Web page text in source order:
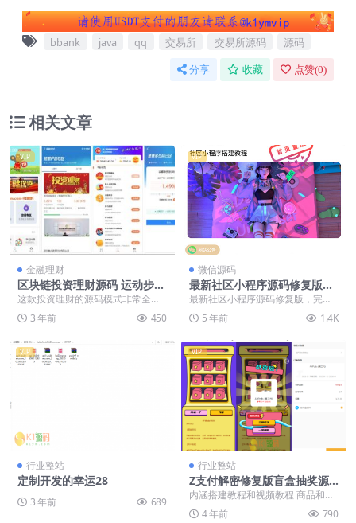
bbank java qq 交易所 交易所源码 源码
分享 收藏 点赞(0)
相关文章
VIP
金融理财
区块链投资理财源码 运动步数
奖励系统源码 早起打卡奖励源
码 免签约支付接口 定投
这款投资理财的源码模式非常全
面，定投短投、余额宝收益、运动
奖励等等，仿趣步的运动...
3 年前 450
VIP
微信源码
最新社区小程序源码修复版，
完整源码，带后台模块
最新社区小程序源码修复版，完整
源码，带后台模块 源码截图：
5 年前 1.4K
VIP
行业整站
定制开发的幸运28
3 年前 689
VIP
行业整站
Z支付解密修复版盲盒抽奖源
码可微信登录注册免手机号
+视频教程
内涵搭建教程和视频教程 商品和盲
盒可以在你程序里添加，设置概率
等 4 年前 790